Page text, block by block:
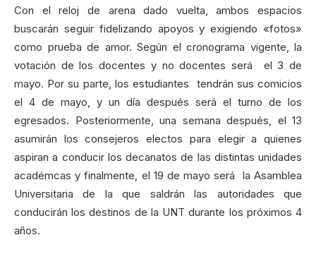
Con el reloj de arena dado vuelta, ambos espacios
buscarán seguir fidelizando apoyos y exigiendo «fotos»
como prueba de amor. Según el cronograma vigente, la
votación de los docentes y no docentes será el 3 de
mayo. Por su parte, los estudiantes tendrán sus comicios
el 4 de mayo, y un día después será el turno de los
egresados. Posteriormente, una semana después, el 13
asumirán los consejeros electos para elegir a quienes
aspiran a conducir los decanatos de las distintas unidades
académcas y finalmente, el 19 de mayo será la Asamblea
Universitaria de la que saldrán las autoridades que
conducirán los destinos de la UNT durante los próximos 4
años.